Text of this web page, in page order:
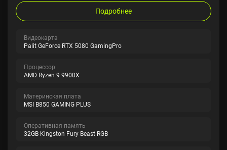
Подробнее
Видеокарта
Palit GeForce RTX 5080 GamingPro
Процессор
AMD Ryzen 9 9900X
Материнская плата
MSI B850 GAMING PLUS
Оперативная память
32GB Kingston Fury Beast RGB